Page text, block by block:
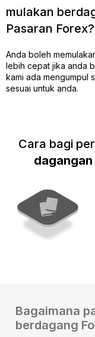
mulakan
Pasaran Forex?
Anda boleh
lebih cepat jika anda
kami ada mengumpul
sesuai untuk anda.
Cara bagi
dagangan
Bagaimana
berdagang